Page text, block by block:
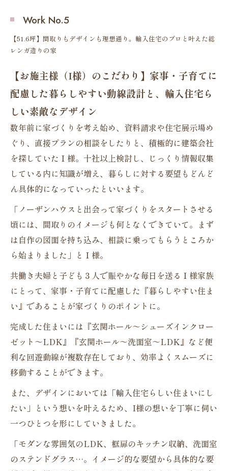
Work No.5
【51.6坪】間取りもデザインも理想通り。輸入住宅のプロと叶えた総
レンガ造りの家
【お施主様（I様）のこだわり】家事・子育てに
配慮した暮らしやすい動線設計と、輸入住宅ら
しい素敵なデザイン
数年前に家づくりを考え始め、資料請求や住宅展示場め
ぐり、直接プランの相談をしたりと、積極的に建築会社
を探していたＩ様。十社以上検討し、じっくり情報収集
している内に知識が増え、暮らしに対する要望もどんど
ん具体的になっていったといいます。
「ノーザンハウスと出会って家づくりをスタートさせる
頃には、間取りのイメージも何となくできていて。まず
は自作の図面を持ち込み、相談に乗ってもらうところか
ら始まりました」とＩ様。
共働き夫婦と子ども３人で賑やかな毎日を送るＩ様家族
にとって、家事・子育てに配慮した『暮らしやすい住ま
い』であることが家づくりのポイントに。
完成した住まいには『玄関ホール～シューズインクロー
ゼット～LDK』『玄関ホール～洗面室～LDK』など便
利な回遊動線が複数存在しており、効率よくスムーズに
移動することができます。
また、デザインにおいては「輸入住宅らしい住まいにし
たい」という想いを叶えるため、I様の想いを丁寧に伺い
一つひとつを形にしていきました。
「モダンな雰囲気のLDK、框扉のキッチン収納、洗面室
のステンドグラス…。イメージ的な要望から具体的な要